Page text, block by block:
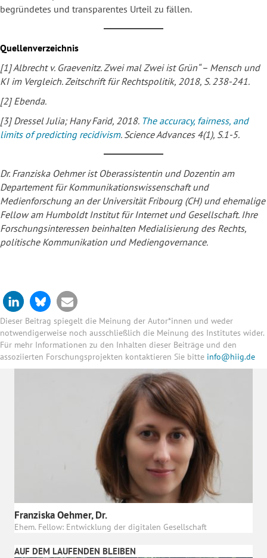
begründetes und transparentes Urteil zu fällen.
Quellenverzeichnis
[1] Albrecht v. Graevenitz. Zwei mal Zwei ist Grün“ – Mensch und
KI im Vergleich. Zeitschrift für Rechtspolitik, 2018, S. 238-241.
[2] Ebenda.
[3] Dressel Julia; Hany Farid, 2018. The accuracy, fairness, and
limits of predicting recidivism. Science Advances 4(1), S.1-5.
Dr. Franziska Oehmer ist Oberassistentin und Dozentin am
Departement für Kommunikationswissenschaft und
Medienforschung an der Universität Fribourg (CH) und ehemalige
Fellow am Humboldt Institut für Internet und Gesellschaft. Ihre
Forschungsinteressen beinhalten Medialisierung des Rechts,
politische Kommunikation und Mediengovernance.
Dieser Beitrag spiegelt die Meinung der Autor*innen und weder
notwendigerweise noch ausschließlich die Meinung des Institutes wider.
Für mehr Informationen zu den Inhalten dieser Beiträge und den
assoziierten Forschungsprojekten kontaktieren Sie bitte info@hiig.de
Franziska Oehmer, Dr.
Ehem. Fellow: Entwicklung der digitalen Gesellschaft
AUF DEM LAUFENDEN BLEIBEN